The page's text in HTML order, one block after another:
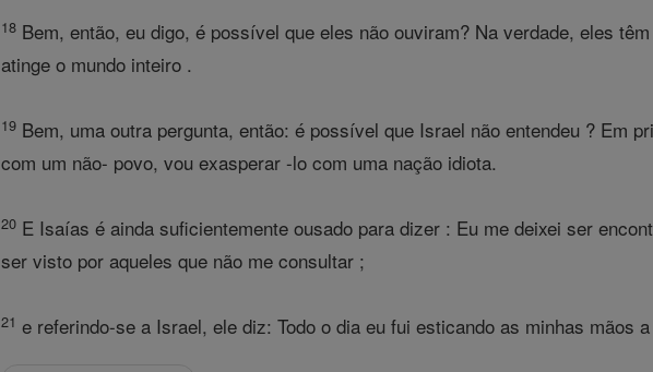
18 Bem, então, eu digo, é possível que eles não ouviram? Na verdade, eles
atinge o mundo inteiro .
19 Bem, uma outra pergunta, então: é possível que Israel não entendeu ? Em
com um não- povo, vou exasperar -lo com uma nação idiota.
20 E Isaías é ainda suficientemente ousado para dizer : Eu me deixei ser
ser visto por aqueles que não me consultar ;
21 e referindo-se a Israel, ele diz: Todo o dia eu fui esticando as minhas mãos